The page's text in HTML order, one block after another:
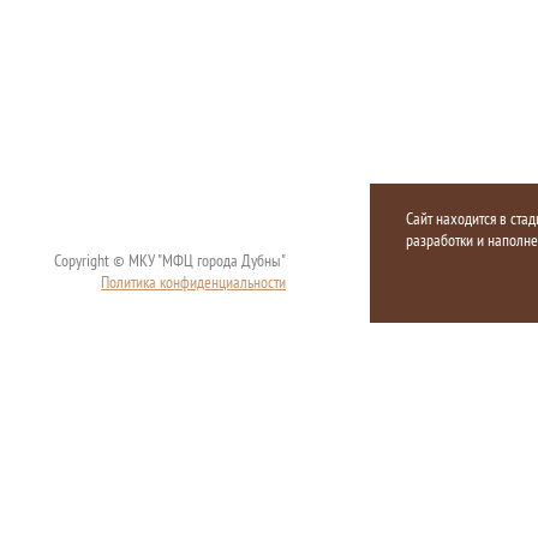
Copyright © МКУ "МФЦ города Дубны"
Политика конфиденциальности
Сайт находится в
разработки и